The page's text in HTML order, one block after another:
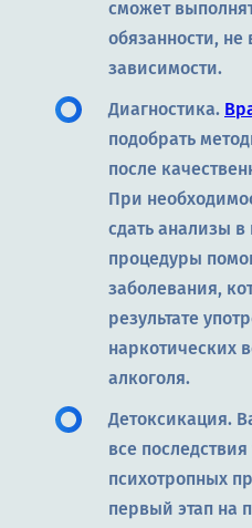
сможет
обязанности,
зависимости.
Диагностика.
подобрать
после
При
сдать анализы в
процедуры
заболевания,
результате
наркотических
алкоголя.
Детоксикация.
все
психотропных
первый этап на